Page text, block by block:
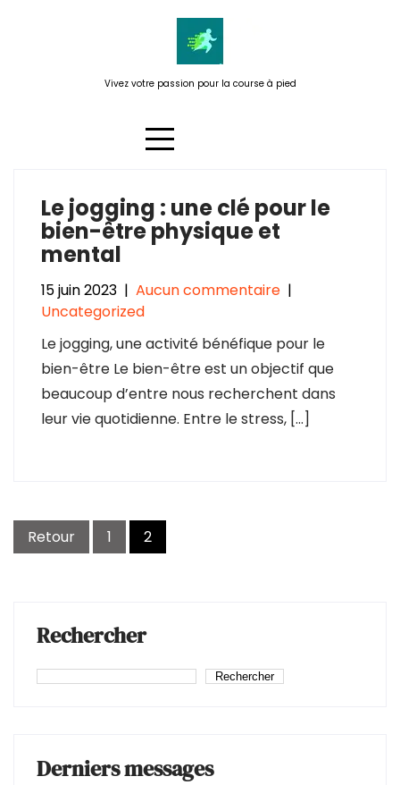
Vivez votre passion pour la course à pied
Étiquette :hormones du
bonheur
Le jogging : une clé pour le
bien-être physique et
mental
15 juin 2023 | Aucun commentaire |
Uncategorized
Le jogging, une activité bénéfique pour le
bien-être Le bien-être est un objectif que
beaucoup d’entre nous recherchent dans
leur vie quotidienne. Entre le stress, […]
Navigation
des
Retour 1 2
Rechercher
Rechercher
Derniers messages